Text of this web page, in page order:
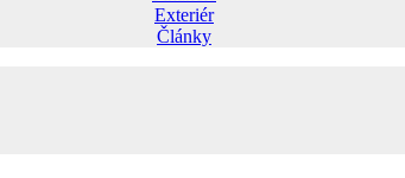
Exteriér
Články